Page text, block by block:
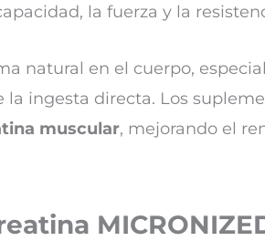
la fuerza y la
natural en el cuerpo,
ingesta directa. Los
muscular, mejorando el